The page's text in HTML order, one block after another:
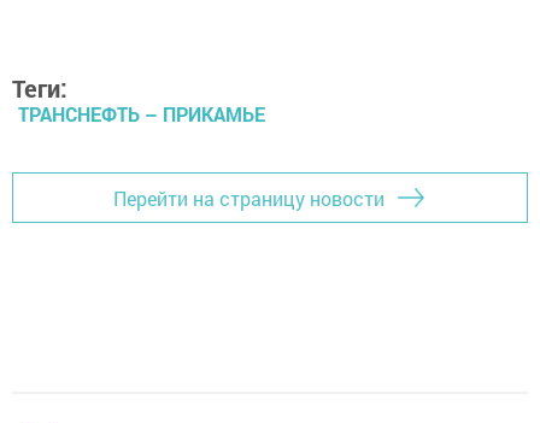
Теги:
ТРАНСНЕФТЬ – ПРИКАМЬЕ
Перейти на страницу новости